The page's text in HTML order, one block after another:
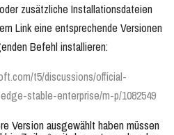
zusätzliche Installationsdateien
Link eine entsprechende Versionen
Befehl installieren:
t5/discussions/official-
stable-enterprise/m-p/1082549
Version ausgewählt haben müssen